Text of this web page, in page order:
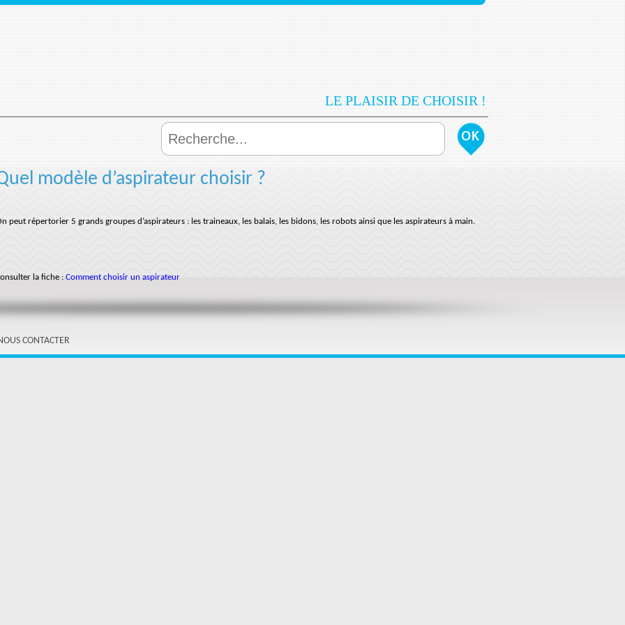
LE PLAISIR DE CHOISIR !
modèle d’aspirateur choisir ?
peut répertorier 5 grands groupes d’aspirateurs : les traineaux, les balais, les bidons, les robots ainsi que les aspirateurs à main.
la fiche : Comment choisir un aspirateur
CONTACTER